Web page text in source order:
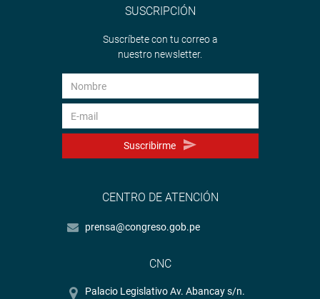
SUSCRIPCIÓN
Suscríbete con tu correo a
nuestro newsletter.
Suscribirme
CENTRO DE ATENCIÓN
prensa@congreso.gob.pe
CNC
Palacio Legislativo Av. Abancay s/n.